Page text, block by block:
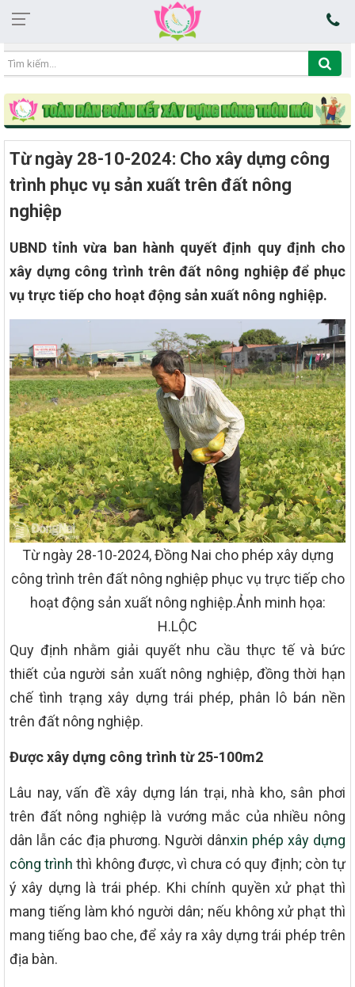
06:13:27 09/08/2026
Từ ngày 28-10-2024: Cho xây dựng công
trình phục vụ sản xuất trên đất nông
nghiệp
UBND tỉnh vừa ban hành quyết định quy định cho
xây dựng công trình trên đất nông nghiệp để phục
vụ trực tiếp cho hoạt động sản xuất nông nghiệp.
Từ ngày 28-10-2024, Đồng Nai cho phép xây dựng
công trình trên đất nông nghiệp phục vụ trực tiếp cho
hoạt động sản xuất nông nghiệp.Ảnh minh họa:
H.LỘC
Quy định nhằm giải quyết nhu cầu thực tế và bức
thiết của người sản xuất nông nghiệp, đồng thời hạn
chế tình trạng xây dựng trái phép, phân lô bán nền
trên đất nông nghiệp.
Được xây dựng công trình từ 25-100m2
Lâu nay, vấn đề xây dựng lán trại, nhà kho, sân phơi
trên đất nông nghiệp là vướng mắc của nhiều nông
dân lẫn các địa phương. Người dânxin phép xây dựng
công trình thì không được, vì chưa có quy định; còn tự
ý xây dựng là trái phép. Khi chính quyền xử phạt thì
mang tiếng làm khó người dân; nếu không xử phạt thì
mang tiếng bao che, để xảy ra xây dựng trái phép trên
địa bàn.